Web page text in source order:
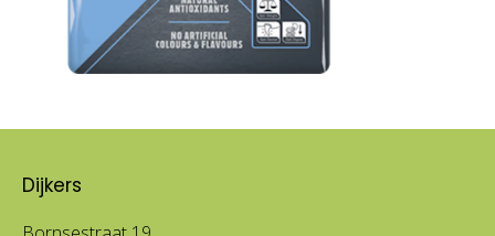
Dijkers